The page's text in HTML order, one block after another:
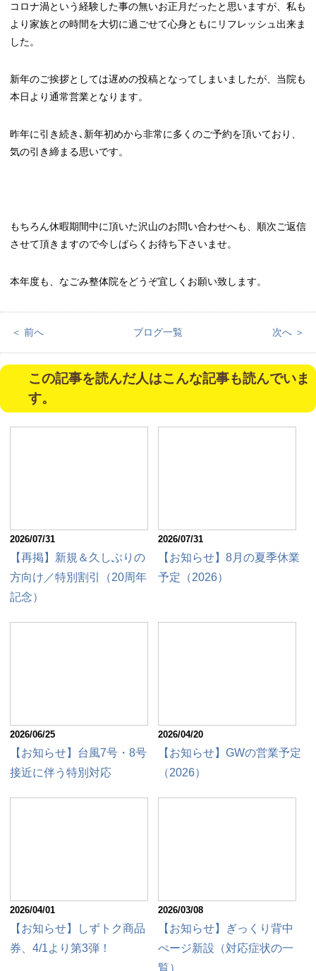
コロナ渦という経験した事の無いお正月だったと思いますが、私も
より家族との時間を大切に過ごせて心身ともにリフレッシュ出来ま
した。
新年のご挨拶としては遅めの投稿となってしまいましたが、当院も
本日より通常営業となります。
昨年に引き続き､新年初めから非常に多くのご予約を頂いており、
気の引き締まる思いです。
もちろん休暇期間中に頂いた沢山のお問い合わせへも、順次ご返信
させて頂きますので今しばらくお待ち下さいませ。
本年度も、なごみ整体院をどうぞ宜しくお願い致します。
＜ 前へ ブログ一覧 次へ ＞
この記事を読んだ人はこんな記事も読んでいま
す。
2026/07/31
【再掲】新規＆久しぶりの
方向け／特別割引（20周年
記念）
2026/07/31
【お知らせ】8月の夏季休業
予定（2026）
2026/06/25
【お知らせ】台風7号・8号
接近に伴う特別対応
2026/04/20
【お知らせ】GWの営業予定
（2026）
2026/04/01
【お知らせ】しずトク商品
券、4/1より第3弾！
2026/03/08
【お知らせ】ぎっくり背中
ぺージ新設（対応症状の一
覧）